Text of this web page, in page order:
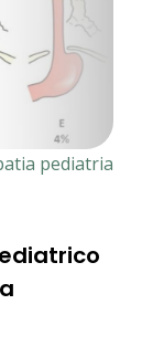
pediatria